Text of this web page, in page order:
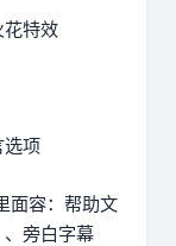
特效
选项
面容：帮助文
旁白字幕